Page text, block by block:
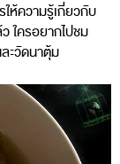
ห้ความรู้เกี่ยวกับ
ใครอยากไปชม
ะวัดนาตุ้ม